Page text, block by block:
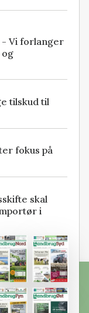
Vi forlanger
tilskud til
fokus på
skal
i